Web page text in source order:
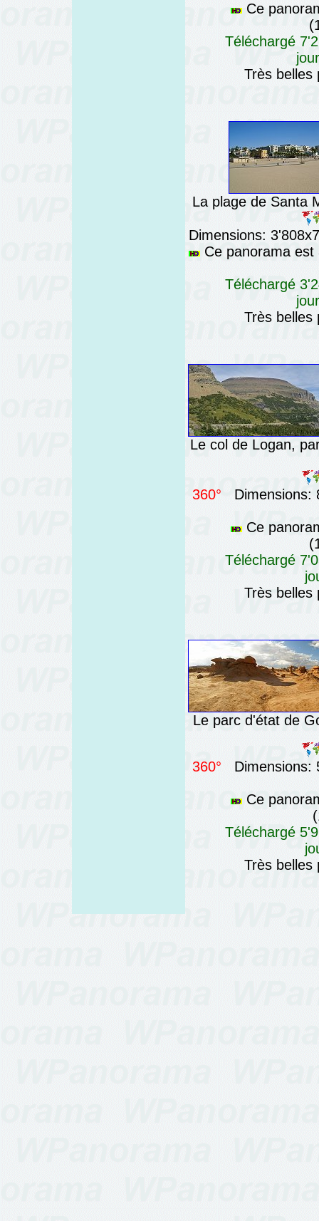
Ce
Téléchargé
Très belles
La plage de Santa
Dimensions:
Ce panorama est
Téléchargé
Très belles
Le col de Logan,
360° Dimensions:
Ce
Téléchargé
Très belles
Le parc d'état de
360° Dimensions:
Ce
Téléchargé
Très belles